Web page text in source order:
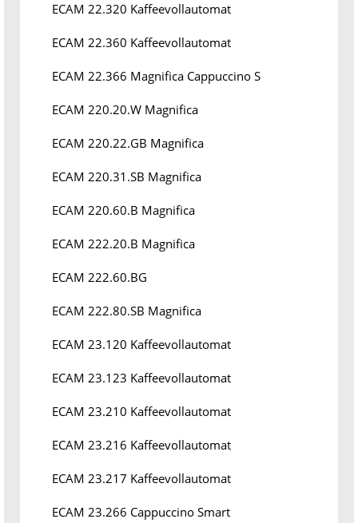
ECAM 22.320 Kaffeevollautomat
ECAM 22.360 Kaffeevollautomat
ECAM 22.366 Magnifica Cappuccino S
ECAM 220.20.W Magnifica
ECAM 220.22.GB Magnifica
ECAM 220.31.SB Magnifica
ECAM 220.60.B Magnifica
ECAM 222.20.B Magnifica
ECAM 222.60.BG
ECAM 222.80.SB Magnifica
ECAM 23.120 Kaffeevollautomat
ECAM 23.123 Kaffeevollautomat
ECAM 23.210 Kaffeevollautomat
ECAM 23.216 Kaffeevollautomat
ECAM 23.217 Kaffeevollautomat
ECAM 23.266 Cappuccino Smart